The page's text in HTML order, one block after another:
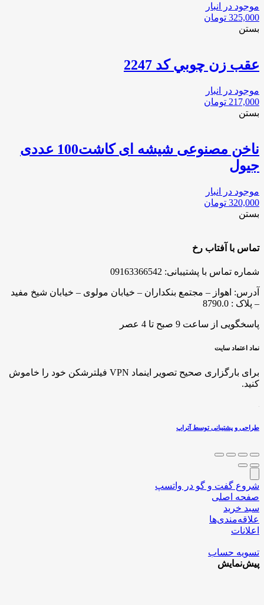
موجود در انبار
325,000 تومان
بستن
عقب زن چوبي كد 2247
موجود در انبار
217,000 تومان
بستن
ناخن مصنوعی شیشه ای کاشت100 عددی
جیول
موجود در انبار
320,000 تومان
بستن
تماس با آفتاب رخ
شماره تماس با پشتیبانی: 09163366542
آدرس: اهواز – مجتمع بنکداران – خیابان مولوی – خیابان شیخ مفید
– پلاک : 8790.0
پاسخگویی از ساعت 9 صبح تا 4 عصر
نماد اعتماد سایت
برای بارگزاری صحیح تصویر اینماد VPN فیلترشکن خود را خاموش
کنید.
طراحی و پشتیبانی توسط آتراپ
شروع گفت و گو در واتسپ
صفحه اصلی
سبد خرید
علاقه‌مندی‌ها
اعلانات
تسویه حساب
پیش‌نمایش